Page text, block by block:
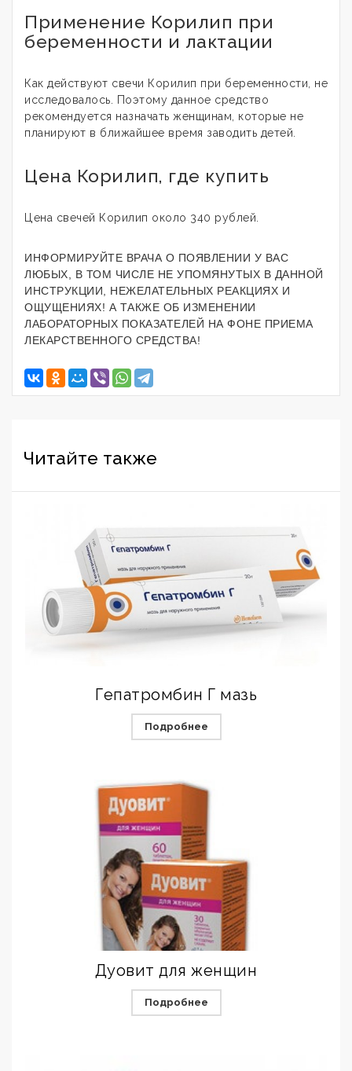
Применение Корилип при
беременности и лактации
Как действуют свечи Корилип при беременности, не
исследовалось. Поэтому данное средство
рекомендуется назначать женщинам, которые не
планируют в ближайшее время заводить детей.
Цена Корилип, где купить
Цена свечей Корилип около 340 рублей.
ИНФОРМИРУЙТЕ ВРАЧА О ПОЯВЛЕНИИ У ВАС
ЛЮБЫХ, В ТОМ ЧИСЛЕ НЕ УПОМЯНУТЫХ В ДАННОЙ
ИНСТРУКЦИИ, НЕЖЕЛАТЕЛЬНЫХ РЕАКЦИЯХ И
ОЩУЩЕНИЯХ! А ТАКЖЕ ОБ ИЗМЕНЕНИИ
ЛАБОРАТОРНЫХ ПОКАЗАТЕЛЕЙ НА ФОНЕ ПРИЕМА
ЛЕКАРСТВЕННОГО СРЕДСТВА!
Читайте также
Гепатромбин Г мазь
Подробнее
Дуовит для женщин
Подробнее